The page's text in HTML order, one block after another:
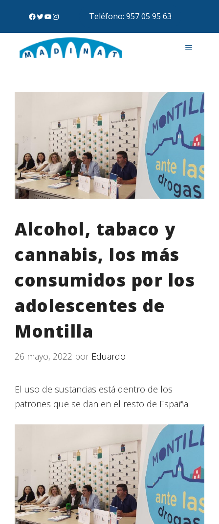
Teléfono: 957 05 95 63
Alcohol, tabaco y
cannabis, los más
consumidos por los
adolescentes de
Montilla
26 mayo, 2022 por Eduardo
El uso de sustancias está dentro de los
patrones que se dan en el resto de España